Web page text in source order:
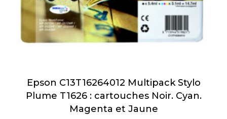
Epson C13T16264012 Multipack Stylo
Plume T1626 : cartouches Noir. Cyan.
Magenta et Jaune